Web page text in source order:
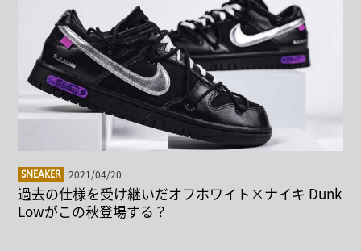
SNEAKER 2021/04/20
過去の仕様を受け継いだオフホワイト×ナイキ Dunk
Lowがこの秋登場する？